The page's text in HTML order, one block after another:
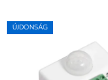
ÚJDONSÁG